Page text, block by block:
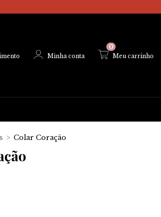
Minha conta Meu carrinho
0
> Colar Coração